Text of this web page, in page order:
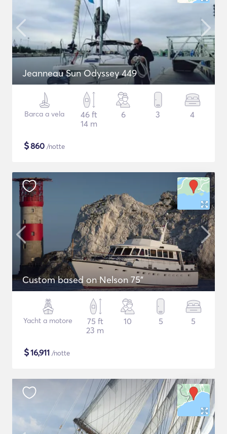
Jeanneau Sun Odyssey 449
Barca a vela
46 ft
14 m
6 3 4
$860 /notte
Custom based on Nelson 75"
Yacht a motore
75 ft
23 m
10 5 5
$16,911 /notte